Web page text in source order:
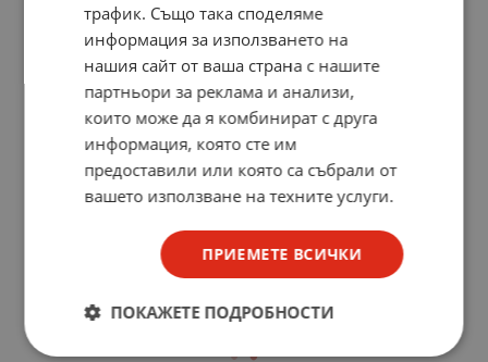
трафик. Също така споделяме
информация за използването на
нашия сайт от ваша страна с нашите
партньори за реклама и анализи,
които може да я комбинират с друга
информация, която сте им
предоставили или която са събрали от
вашето използване на техните услуги.
ПРИЕМЕТЕ ВСИЧКИ
ПОКАЖЕТЕ ПОДРОБНОСТИ